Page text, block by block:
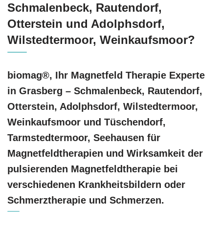
Schmalenbeck, Rautendorf,
Otterstein und Adolphsdorf,
Wilstedtermoor, Weinkaufsmoor?
biomag®, Ihr Magnetfeld Therapie Experte
in Grasberg – Schmalenbeck, Rautendorf,
Otterstein, Adolphsdorf, Wilstedtermoor,
Weinkaufsmoor und Tüschendorf,
Tarmstedtermoor, Seehausen für
Magnetfeldtherapien und Wirksamkeit der
pulsierenden Magnetfeldtherapie bei
verschiedenen Krankheitsbildern oder
Schmerztherapie und Schmerzen.